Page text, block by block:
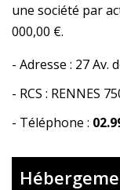
une société par
000,00 €.
- Adresse : 27 Av.
- RCS : RENNES
- Téléphone :